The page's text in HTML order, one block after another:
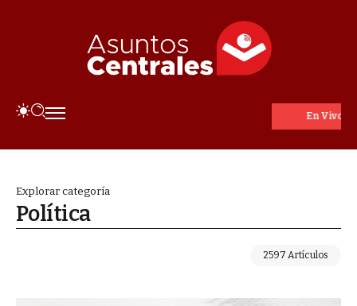
Explorar categoría
Política
2597 Artículos